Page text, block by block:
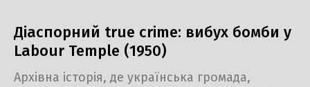
Діаспорний true crime: вибух бомби у
Labour Temple (1950)
Архівна історія, де українська громада,